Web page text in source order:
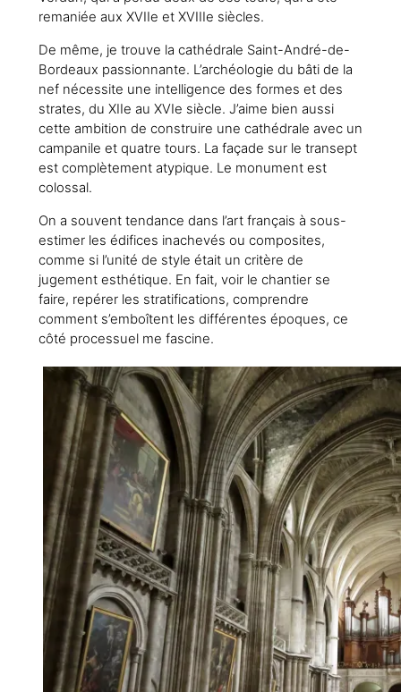
remaniée aux XVIIe et XVIIIe siècles.
De même, je trouve la cathédrale Saint-André-de-
Bordeaux passionnante. L’archéologie du bâti de la
nef nécessite une intelligence des formes et des
strates, du XIIe au XVIe siècle. J’aime bien aussi
cette ambition de construire une cathédrale avec un
campanile et quatre tours. La façade sur le transept
est complètement atypique. Le monument est
colossal.
On a souvent tendance dans l’art français à sous-
estimer les édifices inachevés ou composites,
comme si l’unité de style était un critère de
jugement esthétique. En fait, voir le chantier se
faire, repérer les stratifications, comprendre
comment s’emboîtent les différentes époques, ce
côté processuel me fascine.